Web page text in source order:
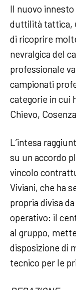
Il nuovo
duttilità tattica,
di ricoprire
nevralgica del
professionale
campionati
categorie in cui
Chievo,
L’intesa
su un accordo
vincolo
Viviani, che ha
propria divisa
operativo: il
al gruppo,
disposizione di
tecnico per le